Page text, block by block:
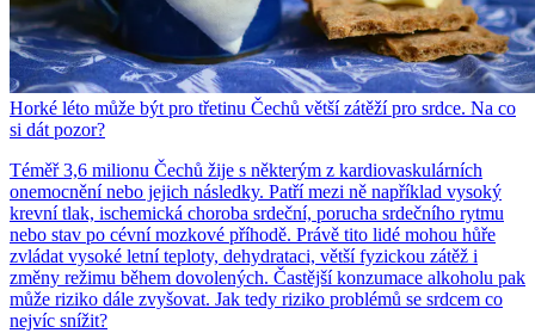
Horké léto může být pro třetinu Čechů větší zátěží pro srdce. Na co
si dát pozor?
Téměř 3,6 milionu Čechů žije s některým z kardiovaskulárních
onemocnění nebo jejich následky. Patří mezi ně například vysoký
krevní tlak, ischemická choroba srdeční, porucha srdečního rytmu
nebo stav po cévní mozkové příhodě. Právě tito lidé mohou hůře
zvládat vysoké letní teploty, dehydrataci, větší fyzickou zátěž i
změny režimu během dovolených. Častější konzumace alkoholu pak
může riziko dále zvyšovat. Jak tedy riziko problémů se srdcem co
nejvíc snížit?